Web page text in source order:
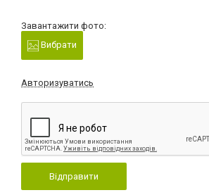
Завантажити фото:
Вибрати
Авторизуватись
Відправити